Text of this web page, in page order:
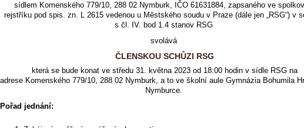
sídlem Komenského 779/10, 288 02 Nymburk, IČO 61631884, zapsaného ve
rejstříku pod spis. zn. L 2615 vedenou u Městského soudu v Praze (dále jen „RSG“) v
s čl. IV. bod 1.4 stanov RSG
svolává
ČLENSKOU SCHŮZI RSG
která se bude konat ve středu 31. května 2023 od 18:00 hodin v sídle RSG na
adrese Komenského 779/10, 288 02 Nymburk, a to ve školní aule Gymnázia Bohumila
Nymburce.
Pořad jednání: